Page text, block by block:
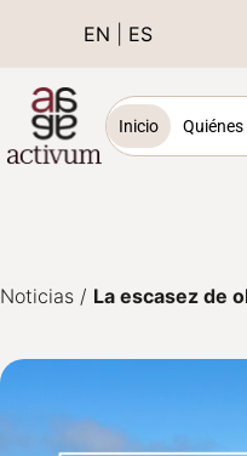
EN ES
Inicio
Noticias / La escasez de